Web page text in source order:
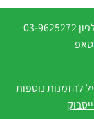
03-9625272
להזמנות נוספות